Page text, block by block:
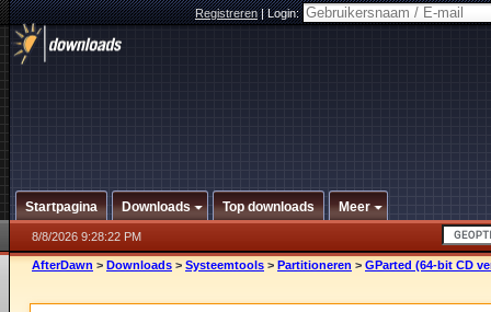
Registreren|Login:
Startpagina Downloads Top downloads Meer
8/8/2026 9:28:22 PM
AfterDawn > Downloads > Systeemtools > Partitioneren > GParted (64-bit CD